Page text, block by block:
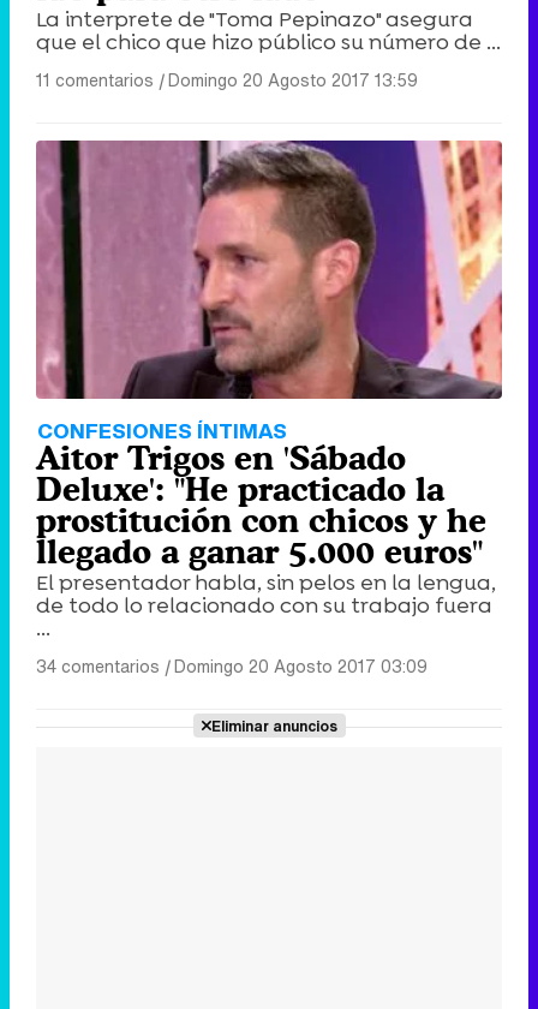
La interprete de "Toma Pepinazo" asegura
que el chico que hizo público su número de ...
11 comentarios |Domingo 20 Agosto 2017 13:59
CONFESIONES ÍNTIMAS
Aitor Trigos en 'Sábado
Deluxe': "He practicado la
prostitución con chicos y he
llegado a ganar 5.000 euros"
El presentador habla, sin pelos en la lengua,
de todo lo relacionado con su trabajo fuera
...
34 comentarios |Domingo 20 Agosto 2017 03:09
Eliminar anuncios